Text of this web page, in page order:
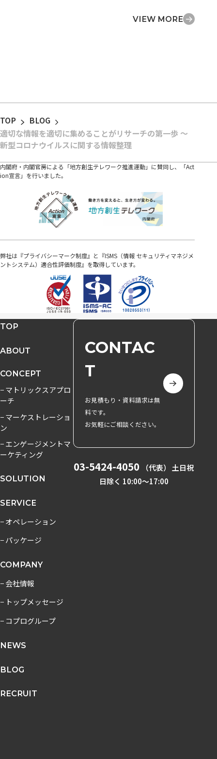
VIEW MORE
TOP
BLOG
適切な情報を適切に集めることがリサーチの第一歩 ～
新型コロナウイルスに関する情報整理
内閣府・内閣官房による「地方創生テレワーク推進運動」に賛同し、「Act
ion宣言」を行いました。
弊社は『プライバシーマーク制度』と『ISMS（情報 セキュリティマネジメ
ントシステム）適合性評価制度』を取得しています。
TOP
ABOUT
CONCEPT
− マトリックスアプロ
ーチ
− マーケストレーショ
ン
− エンゲージメントマ
ーケティング
SOLUTION
SERVICE
− オペレーション
− パッケージ
COMPANY
− 会社情報
− トップメッセージ
− コプログループ
NEWS
BLOG
RECRUIT
CONTAC
T
お見積もり・資料請求は無
料です。
お気軽にご相談ください。
03-5424-4050
（代表） 土日祝
日除く 10:00〜17:00